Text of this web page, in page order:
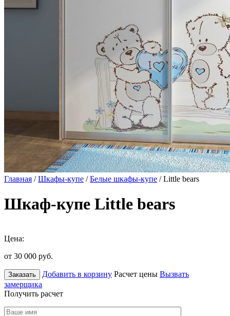
Главная /Шкафы-купе /Белые шкафы-купе / Little bears
Шкаф-купе Little bears
Цена:
от 30 000 руб.
Заказать Добавить в корзину Расчет цены Вызвать
замерщика
Получить расчет